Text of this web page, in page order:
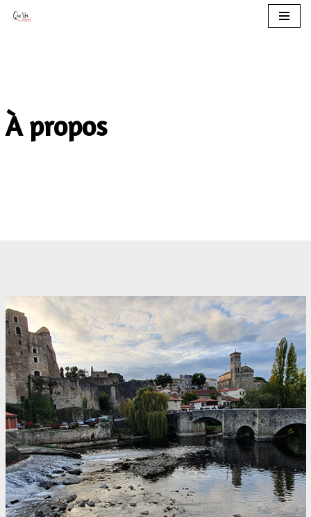
À propos